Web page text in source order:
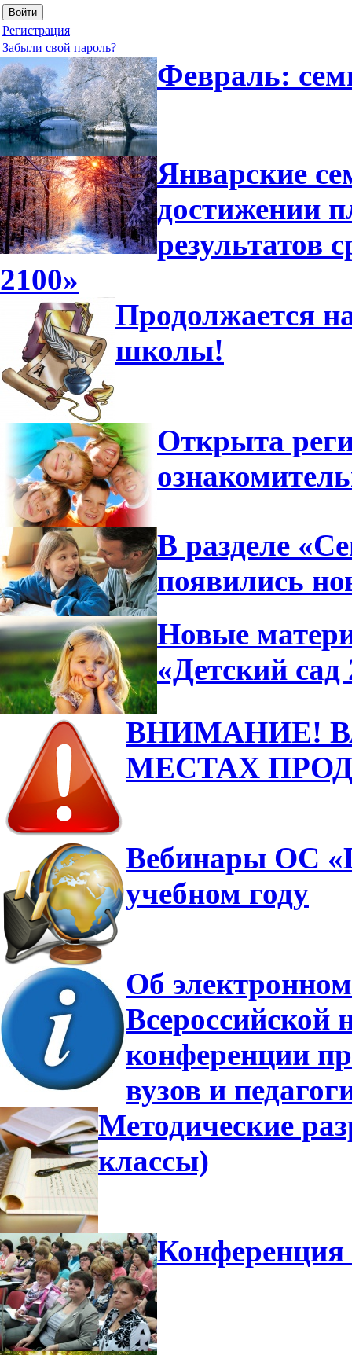
Регистрация
Забыли свой пароль?
Февраль:
Январские
достижении
2100»
Продолжается
школы!
Открыта
В разделе
появились
Новые
«Детский сад
ВНИМАНИЕ!
МЕСТАХ
Вебинары ОС
учебном году
Об
Всероссийской
конференции
вузов и
Методические
классы)
Конференция